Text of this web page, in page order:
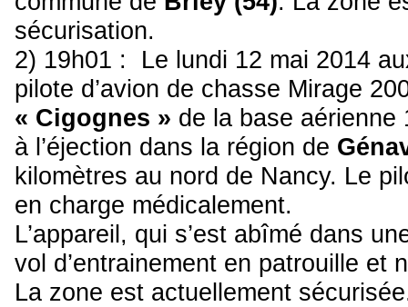
sécurisation.
2) 19h01 : Le lundi 12 mai 2014
pilote d’avion de chasse Mirage
« Cigognes » de la base aérienne
à l’éjection dans la région de
kilomètres au nord de Nancy. Le
en charge médicalement.
L’appareil, qui s’est abîmé dans
vol d’entrainement en patrouille et
La zone est actuellement